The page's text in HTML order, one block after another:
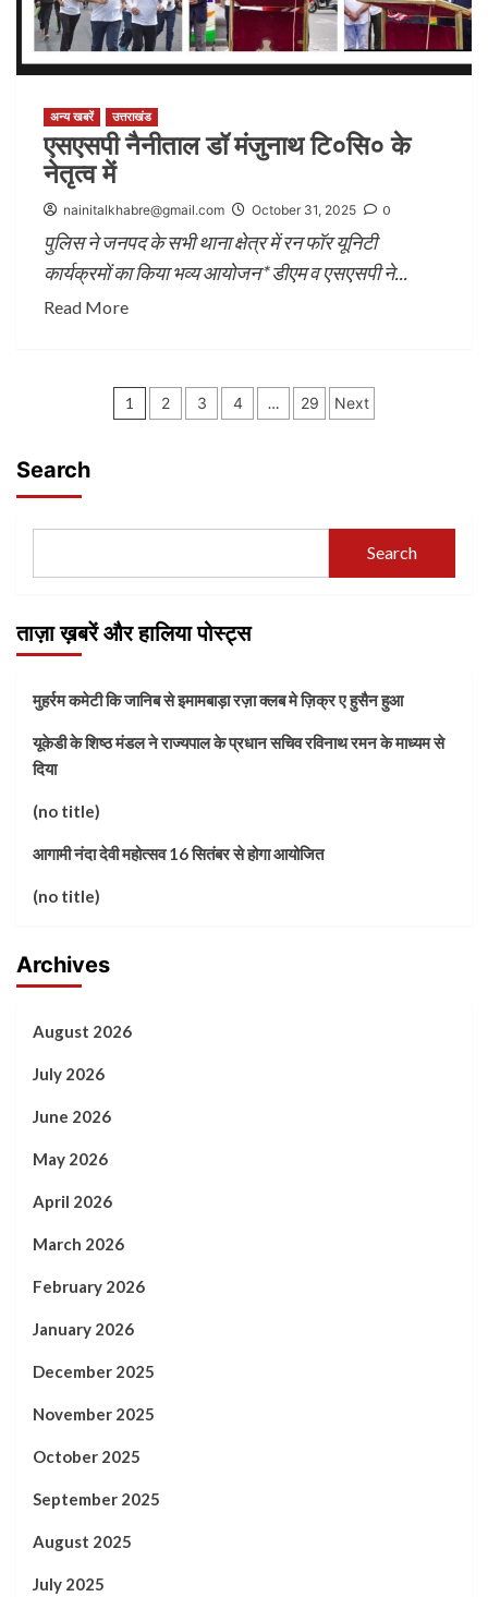
अन्य खबरें उत्तराखंड
एसएसपी नैनीताल डॉ मंजुनाथ टि०सि० के
नेतृत्व में
nainitalkhabre@gmail.com October 31, 2025 0
पुलिस ने जनपद के सभी थाना क्षेत्र में रन फॉर यूनिटी
कार्यक्रमों का किया भव्य आयोजन* डीएम व एसएसपी ने...
Read More
Posts
1 2 3 4 … 29 Next
Search
Search
ताज़ा ख़बरें और हालिया पोस्ट्स
मुहर्रम कमेटी कि जानिब से इमामबाड़ा रज़ा क्लब मे ज़िक्र ए हुसैन हुआ
यूकेडी के शिष्ठ मंडल ने राज्यपाल के प्रधान सचिव रविनाथ रमन के माध्यम से
दिया
(no title)
आगामी नंदा देवी महोत्सव 16 सितंबर से होगा आयोजित
(no title)
Archives
August 2026
July 2026
June 2026
May 2026
April 2026
March 2026
February 2026
January 2026
December 2025
November 2025
October 2025
September 2025
August 2025
July 2025